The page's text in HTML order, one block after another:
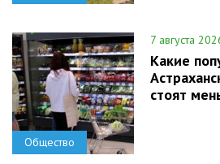
Общество
7 августа
Какие
стоят